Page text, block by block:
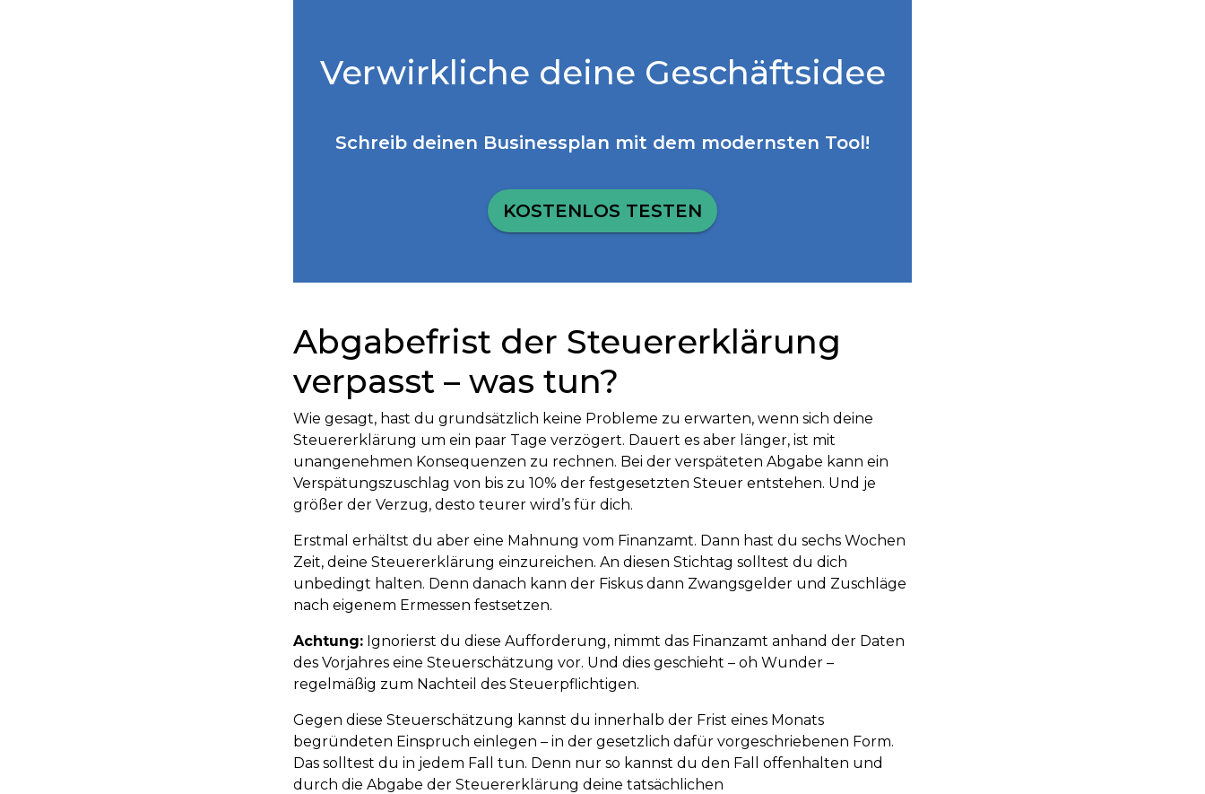
Verwirkliche deine Geschäftsidee
Schreib deinen Businessplan mit dem modernsten Tool!
KOSTENLOS TESTEN
Abgabefrist der Steuererklärung
verpasst – was tun?
Wie gesagt, hast du grundsätzlich keine Probleme zu erwarten, wenn sich deine
Steuererklärung um ein paar Tage verzögert. Dauert es aber länger, ist mit
unangenehmen Konsequenzen zu rechnen. Bei der verspäteten Abgabe kann ein
Verspätungszuschlag von bis zu 10% der festgesetzten Steuer entstehen. Und je
größer der Verzug, desto teurer wird’s für dich.
Erstmal erhältst du aber eine Mahnung vom Finanzamt. Dann hast du sechs Wochen
Zeit, deine Steuererklärung einzureichen. An diesen Stichtag solltest du dich
unbedingt halten. Denn danach kann der Fiskus dann Zwangsgelder und Zuschläge
nach eigenem Ermessen festsetzen.
Achtung: Ignorierst du diese Aufforderung, nimmt das Finanzamt anhand der Daten
des Vorjahres eine Steuerschätzung vor. Und dies geschieht – oh Wunder –
regelmäßig zum Nachteil des Steuerpflichtigen.
Gegen diese Steuerschätzung kannst du innerhalb der Frist eines Monats
begründeten Einspruch einlegen – in der gesetzlich dafür vorgeschriebenen Form.
Das solltest du in jedem Fall tun. Denn nur so kannst du den Fall offenhalten und
durch die Abgabe der Steuererklärung deine tatsächlichen